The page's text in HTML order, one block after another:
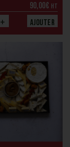
90,00€ HT
+ Ajouter